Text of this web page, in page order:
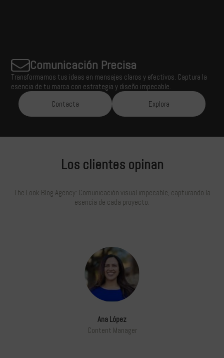
Comunicación Precisa
Transformamos tus ideas en mensajes claros y efectivos. Captura la
esencia de tu marca con estrategia y diseño impecable.
Contacta
Explora
Los clientes opinan
The Look Blog Agency: Comunicación visual impecable, capturando la
esencia de cada proyecto.
Ana López
Content Manager